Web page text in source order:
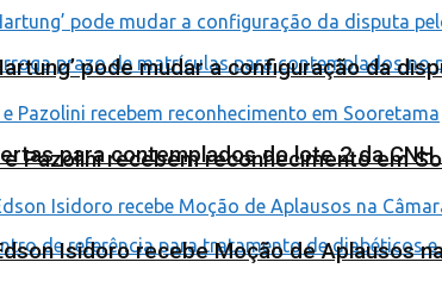
para contemplados do lote 2 da CNH
pode mudar a configuração da
e Pazolini recebem reconhecimento em
Isidoro recebe Moção de Aplausos